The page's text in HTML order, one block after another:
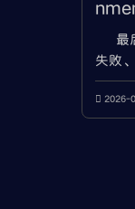
与最
失败
误 使
2026-